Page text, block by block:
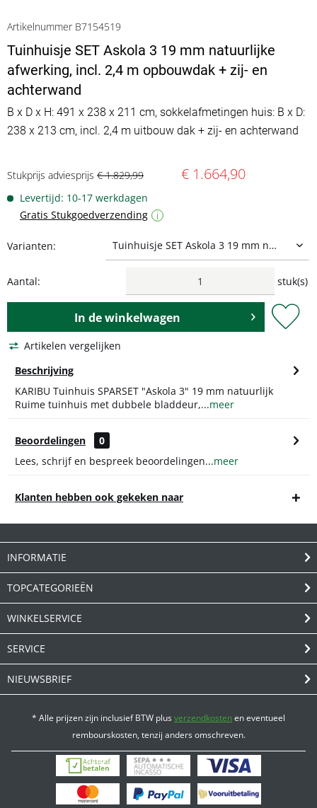
Artikelnummer B7154519
Tuinhuisje SET Askola 3 19 mm natuurlijke
afwerking, incl. 2,4 m opbouwdak + zij- en
achterwand
B x D x H: 491 x 238 x 211 cm, sokkelafmetingen huis: B x D:
238 x 213 cm, incl. 2,4 m uitbouw dak + zij- en achterwand
Stukprijs adviesprijs € 1.829,99 € 1.664,90
Levertijd: 10-17 werkdagen
Gratis Stukgoedverzending
i
Varianten:
Aantal: stuk(s)
In dewinkelwagen
Artikelen vergelijken
Beschrijving
KARIBU Tuinhuis SPARSET "Askola 3" 19 mm natuurlijk
Ruime tuinhuis met dubbele bladdeur,...meer
Beoordelingen
0
Lees, schrijf en bespreek beoordelingen...meer
Klanten hebben ook gekeken naar
INFORMATIE
TOPCATEGORIEËN
WINKELSERVICE
SERVICE
NIEUWSBRIEF
* Alle prijzen zijn inclusief BTW plusverzendkostenen eventueel
rembourskosten, tenzij anders omschreven.